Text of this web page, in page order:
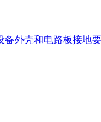
备外壳和电路板接地